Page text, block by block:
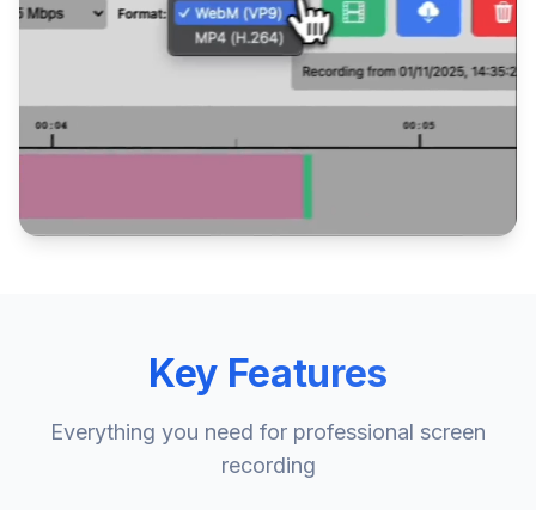
Key Features
Everything you need for professional screen
recording